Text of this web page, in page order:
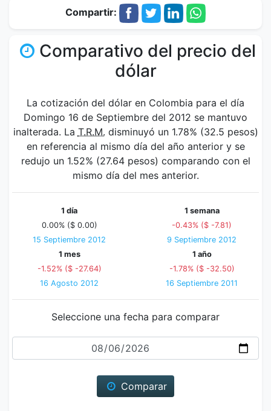
Compartir:
Comparativo del precio del
dólar
La cotización del dólar en Colombia para el día
Domingo 16 de Septiembre del 2012 se mantuvo
inalterada. La T.R.M. disminuyó un 1.78% (32.5 pesos)
en referencia al mismo día del año anterior y se
redujo un 1.52% (27.64 pesos) comparando con el
mismo día del mes anterior.
1 día
0.00% ($ 0.00)
15 Septiembre 2012
1 semana
-0.43% ($ -7.81)
9 Septiembre 2012
1 mes
-1.52% ($ -27.64)
16 Agosto 2012
1 año
-1.78% ($ -32.50)
16 Septiembre 2011
Seleccione una fecha para comparar
Fecha
Comparar